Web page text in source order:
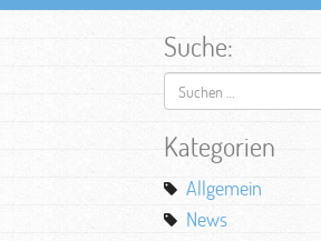
Suche:
Suchen
nach:
Kategorien
Allgemein
News